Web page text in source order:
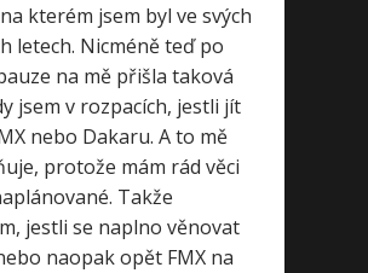
kterém jsem byl ve svých
letech. Nicméně teď po
na mě přišla taková
jsem v rozpacích, jestli jít
nebo Dakaru. A to mě
protože mám rád věci
Takže
jestli se naplno věnovat
naopak opět FMX na